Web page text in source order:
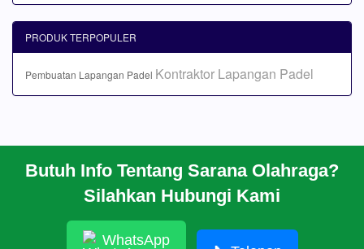
Butuh Info Tentang Sarana Olahraga?
Silahkan Hubungi Kami
WhatsApp
PRODUK TERPOPULER
Pembuatan Lapangan Padel Kontraktor Lapangan Padel
CARA PESAN